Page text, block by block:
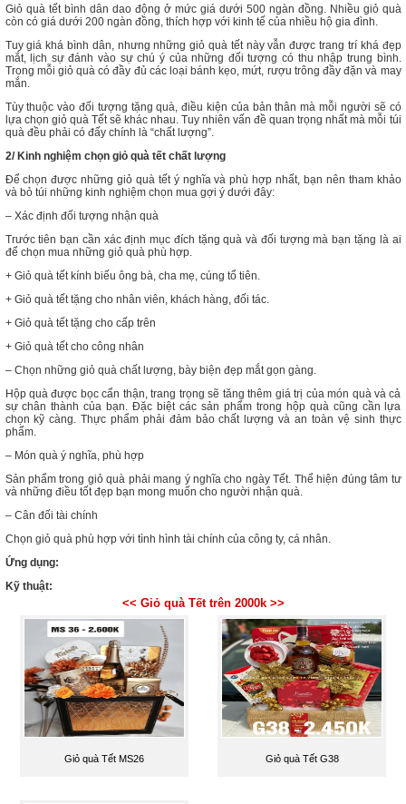
Giỏ quà tết bình dân dao động ở mức giá dưới 500 ngàn đồng. Nhiều giỏ quà
còn có giá dưới 200 ngàn đồng, thích hợp với kinh tế của nhiều hộ gia đình.
Tuy giá khá bình dân, nhưng những giỏ quà tết này vẫn được trang trí khá đẹp
mắt, lịch sự đánh vào sự chú ý của những đối tượng có thu nhập trung bình.
Trong mỗi giỏ quà có đầy đủ các loại bánh kẹo, mứt, rượu trông đầy đặn và may
mắn.
Tùy thuộc vào đối tượng tặng quà, điều kiện của bản thân mà mỗi người sẽ có
lựa chọn giỏ quà Tết sẽ khác nhau. Tuy nhiên vấn đề quan trọng nhất mà mỗi túi
quà đều phải có đấy chính là “chất lượng”.
2/ Kinh nghiệm chọn giỏ quà tết chất lượng
Để chọn được những giỏ quà tết ý nghĩa và phù hợp nhất, bạn nên tham khảo
và bỏ túi những kinh nghiệm chọn mua gợi ý dưới đây:
– Xác định đối tượng nhận quà
Trước tiên bạn cần xác định mục đích tặng quà và đối tượng mà bạn tặng là ai
để chọn mua những giỏ quà phù hợp.
+ Giỏ quà tết kính biếu ông bà, cha mẹ, cúng tổ tiên.
+ Giỏ quà tết tặng cho nhân viên, khách hàng, đối tác.
+ Giỏ quà tết tặng cho cấp trên
+ Giỏ quà tết cho công nhân
– Chọn những giỏ quà chất lượng, bày biện đẹp mắt gọn gàng.
Hộp quà được bọc cẩn thận, trang trọng sẽ tăng thêm giá trị của món quà và cả
sự chân thành của bạn. Đặc biệt các sản phẩm trong hộp quà cũng cần lựa
chọn kỹ càng. Thực phẩm phải đảm bảo chất lượng và an toàn vệ sinh thực
phẩm.
– Món quà ý nghĩa, phù hợp
Sản phẩm trong giỏ quà phải mang ý nghĩa cho ngày Tết. Thể hiện đúng tâm tư
và những điều tốt đẹp bạn mong muốn cho người nhận quà.
– Cân đối tài chính
Chọn giỏ quà phù hợp với tình hình tài chính của công ty, cá nhân.
Ứng dụng:
Kỹ thuật:
<< Giỏ quà Tết trên 2000k >>
Giỏ quà Tết MS26 Giỏ quà Tết G38